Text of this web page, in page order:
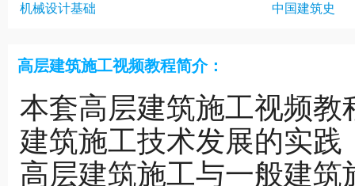
机械设计基础
中国建筑史
高层建筑施工视频教程简介：
本套高层建筑施工视频
建筑施工技术发展的实
高层建筑施工与一般建